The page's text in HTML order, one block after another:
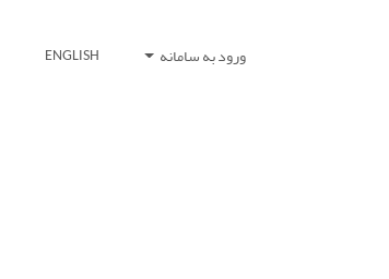
ورود به سامانه ENGLISH